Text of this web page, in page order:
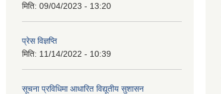
मिति: 09/04/2023 - 13:20
प्रेस विज्ञप्ति
मिति: 11/14/2022 - 10:39
सूचना प्रविधिमा आधारित विद्यूतीय सुशासन